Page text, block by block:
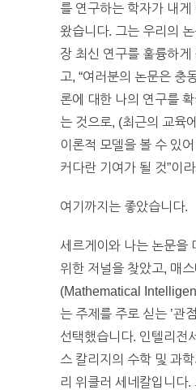
를 연구하는 학자가 내게
왔습니다. 그는 우리의
장 최신 연구를 훌륭하게
고, “여러분의 논문은 충
론에 대한 나의 연구를
는 것으로, (최근의 교육
이론적 모델을 볼 수 있
커다란 기여가 될 것”이
여기까지는 좋았습니다.
세르게이와 나는 논문을
위한 저널을 찾았고, 매
(Mathematical
는 주제를 주로 싣는 ’관
선택했습니다. 인텔리전
스 칼리지의 수학 및 과
리 위클러 세네칼입니다